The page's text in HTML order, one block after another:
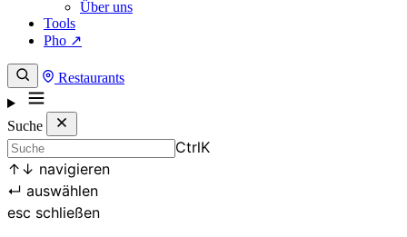
Über uns
Tools
Pho ↗
Restaurants
Suche
CtrlK
↑ ↓ navigieren
↵ auswählen
esc schließen